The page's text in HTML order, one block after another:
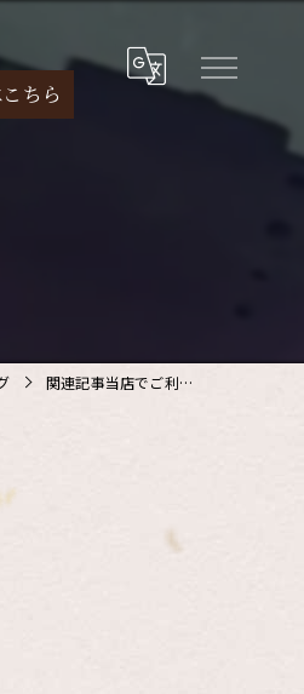
こちら
関連記事当店でご利…